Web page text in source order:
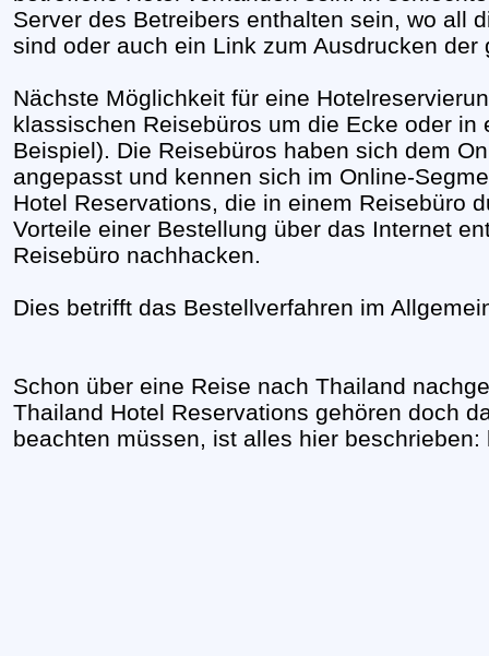
Server des Betreibers enthalten sein, wo all
sind oder auch ein Link zum Ausdrucken der
Nächste Möglichkeit für eine
klassischen Reisebüros um die Ecke oder in
Beispiel). Die Reisebüros haben sich dem
angepasst und kennen sich im Online-
Hotel Reservations, die in einem Reisebüro
Vorteile einer Bestellung über das Internet
Reisebüro nachhacken.
Dies betrifft das Bestellverfahren im
Schon über eine Reise nach Thailand
Thailand Hotel Reservations gehören doch
beachten müssen, ist alles hier